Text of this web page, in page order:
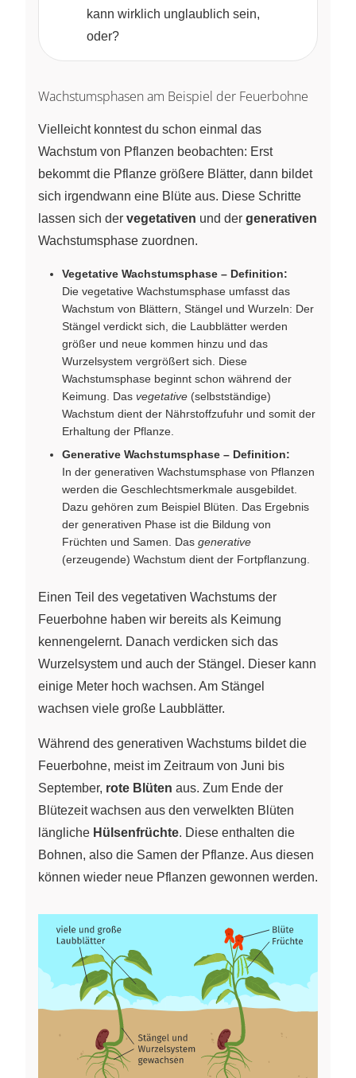
kann wirklich unglaublich sein,
oder?
Wachstumsphasen am Beispiel der Feuerbohne
Vielleicht konntest du schon einmal das
Wachstum von Pflanzen beobachten: Erst
bekommt die Pflanze größere Blätter, dann bildet
sich irgendwann eine Blüte aus. Diese Schritte
lassen sich der vegetativen und der generativen
Wachstumsphase zuordnen.
Vegetative Wachstumsphase – Definition:
Die vegetative Wachstumsphase umfasst das
Wachstum von Blättern, Stängel und Wurzeln: Der
Stängel verdickt sich, die Laubblätter werden
größer und neue kommen hinzu und das
Wurzelsystem vergrößert sich. Diese
Wachstumsphase beginnt schon während der
Keimung. Das vegetative (selbstständige)
Wachstum dient der Nährstoffzufuhr und somit der
Erhaltung der Pflanze.
Generative Wachstumsphase – Definition:
In der generativen Wachstumsphase von Pflanzen
werden die Geschlechtsmerkmale ausgebildet.
Dazu gehören zum Beispiel Blüten. Das Ergebnis
der generativen Phase ist die Bildung von
Früchten und Samen. Das generative
(erzeugende) Wachstum dient der Fortpflanzung.
Einen Teil des vegetativen Wachstums der
Feuerbohne haben wir bereits als Keimung
kennengelernt. Danach verdicken sich das
Wurzelsystem und auch der Stängel. Dieser kann
einige Meter hoch wachsen. Am Stängel
wachsen viele große Laubblätter.
Während des generativen Wachstums bildet die
Feuerbohne, meist im Zeitraum von Juni bis
September, rote Blüten aus. Zum Ende der
Blütezeit wachsen aus den verwelkten Blüten
längliche Hülsenfrüchte. Diese enthalten die
Bohnen, also die Samen der Pflanze. Aus diesen
können wieder neue Pflanzen gewonnen werden.